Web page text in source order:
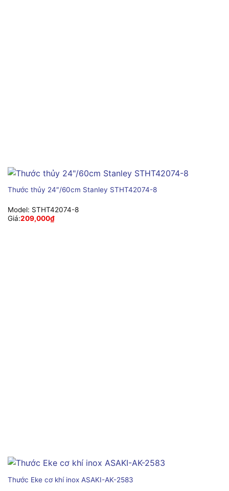
Thước thủy 24″/60cm Stanley STHT42074-8
Model: STHT42074-8
Giá:209,000₫
Thước Eke cơ khí inox ASAKI-AK-2583